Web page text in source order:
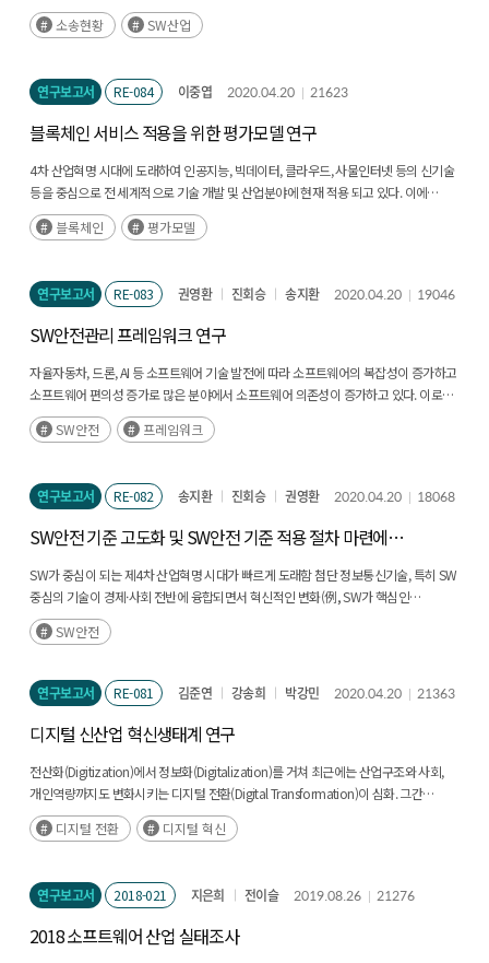
정부지원요청 등에 관해서는 많은 정보가 축적되어 있다. 그러나, 다른 분야에서는
기업의 소송에 대해 연구된 선행사례가 있었으나(후략)
소송현황 SW산업
연구보고서 RE-084 이중엽 2020.04.20 21623
블록체인 서비스 적용을 위한 평가모델 연구
4차 산업혁명 시대에 도래하여 인공지능, 빅데이터, 클라우드, 사물인터넷 등의 신기술
등을 중심으로 전 세계적으로 기술 개발 및 산업분야에 현재 적용 되고 있다. 이에
더불어 4차 산업혁명의 주요 인프라로 블록체인이 급부상 하고 있다.(후략)
블록체인 평가모델
연구보고서 RE-083 권영환 진회승 송지환 2020.04.20 19046
SW안전관리 프레임워크 연구
자율자동차, 드론, AI 등 소프트웨어 기술 발전에 따라 소프트웨어의 복잡성이 증가하고
소프트웨어 편의성 증가로 많은 분야에서 소프트웨어 의존성이 증가하고 있다. 이로
인해 소프트웨어의 제어를 받는 시스템이 증가하게 되어서 소프트웨어 결함으로 인한
사고의 발생 확률이 증가하고 있다. 결국은 과거와 달리 소프트웨어 문제로 인해
국민의 안전 확보에 (후략)
SW안전 프레임워크
연구보고서 RE-082 송지환 진회승 권영환 2020.04.20 18068
SW안전 기준 고도화 및 SW안전 기준 적용 절차 마련에
관한 연구
SW가 중심이 되는 제4차 산업혁명 시대가 빠르게 도래함 첨단 정보통신기술, 특히 SW
중심의 기술이 경제·사회 전반에 융합되면서 혁신적인 변화(例, SW가 핵심인
자율주행차, 스마트 빌딩, 무인항공기 등의 등장)가 일어나고 있음 이러한 혁신적인
변화를 제4차 산업혁명의 시대로 규정하고 있음(후략)
SW안전
연구보고서 RE-081 김준연 강송희 박강민 2020.04.20 21363
디지털 신산업 혁신생태계 연구
전산화(Digitization)에서 정보화(Digitalization)를 거쳐 최근에는 산업구조와 사회,
개인역량까지도 변화시키는 디지털 전환(Digital Transformation)이 심화. 그간
전산화, 정보화는 산업의 구조를 변화시켰지만, 디지털 전환으로 사회 전반이 변화를
겪으면서(후략)
디지털 전환 디지털 혁신
연구보고서 2018-021 지은희 전이슬 2019.08.26 21276
2018 소프트웨어 산업 실태조사